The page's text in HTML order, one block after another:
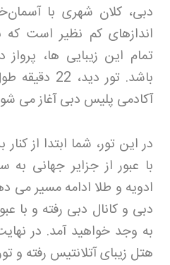
دبی، کلان‌ شهری با
اندازهای کم‌ نظیر است که
تمام این زیبایی‌ ها، پرواز
باشد. تور
آکادمی پلیس دبی آغاز می‌
در این تور، شما ابتدا از
با عبور از جزایر جهانی به
ادویه و طلا ادامه مسیر
دبی و کانال دبی رفته و با
به وجد خواهید آمد. در
هتل زیبای آتلانتیس رفته و